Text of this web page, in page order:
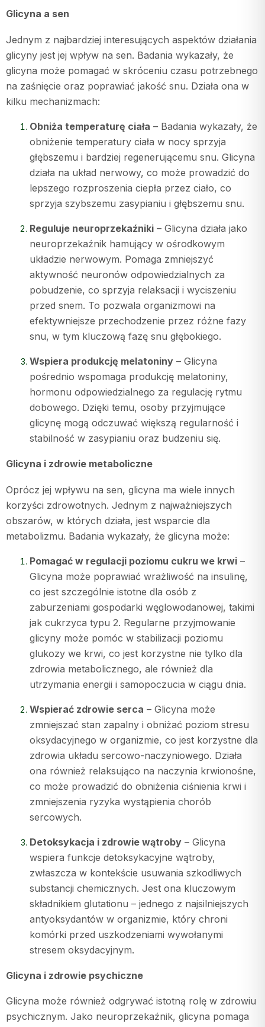
Glicyna a sen
Jednym z najbardziej interesujących aspektów działania
glicyny jest jej wpływ na sen. Badania wykazały, że
glicyna może pomagać w skróceniu czasu potrzebnego
na zaśnięcie oraz poprawiać jakość snu. Działa ona w
kilku mechanizmach:
Obniża temperaturę ciała – Badania wykazały, że
obniżenie temperatury ciała w nocy sprzyja
głębszemu i bardziej regenerującemu snu. Glicyna
działa na układ nerwowy, co może prowadzić do
lepszego rozproszenia ciepła przez ciało, co
sprzyja szybszemu zasypianiu i głębszemu snu.
Reguluje neuroprzekaźniki – Glicyna działa jako
neuroprzekaźnik hamujący w ośrodkowym
układzie nerwowym. Pomaga zmniejszyć
aktywność neuronów odpowiedzialnych za
pobudzenie, co sprzyja relaksacji i wyciszeniu
przed snem. To pozwala organizmowi na
efektywniejsze przechodzenie przez różne fazy
snu, w tym kluczową fazę snu głębokiego.
Wspiera produkcję melatoniny – Glicyna
pośrednio wspomaga produkcję melatoniny,
hormonu odpowiedzialnego za regulację rytmu
dobowego. Dzięki temu, osoby przyjmujące
glicynę mogą odczuwać większą regularność i
stabilność w zasypianiu oraz budzeniu się.
Glicyna i zdrowie metaboliczne
Oprócz jej wpływu na sen, glicyna ma wiele innych
korzyści zdrowotnych. Jednym z najważniejszych
obszarów, w których działa, jest wsparcie dla
metabolizmu. Badania wykazały, że glicyna może:
Pomagać w regulacji poziomu cukru we krwi –
Glicyna może poprawiać wrażliwość na insulinę,
co jest szczególnie istotne dla osób z
zaburzeniami gospodarki węglowodanowej, takimi
jak cukrzyca typu 2. Regularne przyjmowanie
glicyny może pomóc w stabilizacji poziomu
glukozy we krwi, co jest korzystne nie tylko dla
zdrowia metabolicznego, ale również dla
utrzymania energii i samopoczucia w ciągu dnia.
Wspierać zdrowie serca – Glicyna może
zmniejszać stan zapalny i obniżać poziom stresu
oksydacyjnego w organizmie, co jest korzystne dla
zdrowia układu sercowo-naczyniowego. Działa
ona również relaksująco na naczynia krwionośne,
co może prowadzić do obniżenia ciśnienia krwi i
zmniejszenia ryzyka wystąpienia chorób
sercowych.
Detoksykacja i zdrowie wątroby – Glicyna
wspiera funkcje detoksykacyjne wątroby,
zwłaszcza w kontekście usuwania szkodliwych
substancji chemicznych. Jest ona kluczowym
składnikiem glutationu – jednego z najsilniejszych
antyoksydantów w organizmie, który chroni
komórki przed uszkodzeniami wywołanymi
stresem oksydacyjnym.
Glicyna i zdrowie psychiczne
Glicyna może również odgrywać istotną rolę w zdrowiu
psychicznym. Jako neuroprzekaźnik, glicyna pomaga